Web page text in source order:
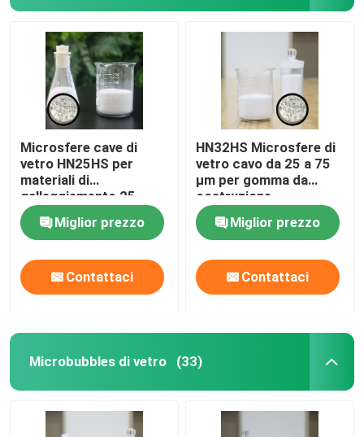
Microsfere cave di
vetro HN25HS per
materiali di
galleggiamento 25-
85µm
Miglior prezzo
Contattaci
HN32HS Microsfere di
vetro cavo da 25 a 75
μm per gomma da
costruzione
Miglior prezzo
Contattaci
Microbubbles di vetro (33)